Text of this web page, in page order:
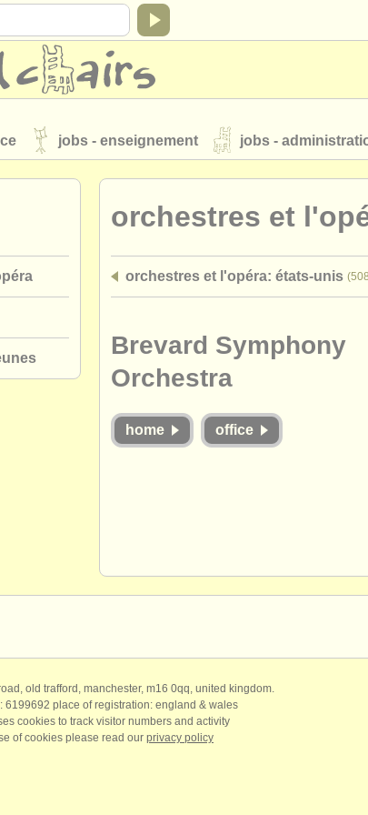
jobs - enseignement jobs -
instruments volés
find out about our
orchestres et
orchestres et l'opéra: états-unis
Brevard Symphony
Orchestra
home office
old trafford, manchester, m16 0qq, united kingdom.
​6199692 place of registration: england & wales
cookies to track visitor numbers and activity
of cookies please read our privacy policy